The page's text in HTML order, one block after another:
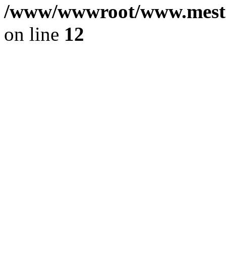
/www/wwwroot/
on line 12